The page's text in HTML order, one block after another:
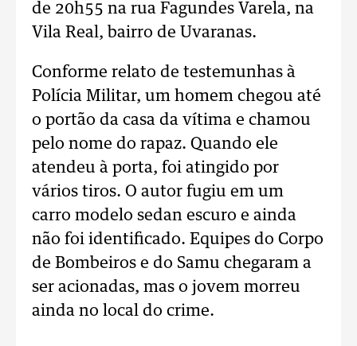
de 20h55 na rua Fagundes Varela, na
Vila Real, bairro de Uvaranas.
Conforme relato de testemunhas à
Polícia Militar, um homem chegou até
o portão da casa da vítima e chamou
pelo nome do rapaz. Quando ele
atendeu à porta, foi atingido por
vários tiros. O autor fugiu em um
carro modelo sedan escuro e ainda
não foi identificado. Equipes do Corpo
de Bombeiros e do Samu chegaram a
ser acionadas, mas o jovem morreu
ainda no local do crime.